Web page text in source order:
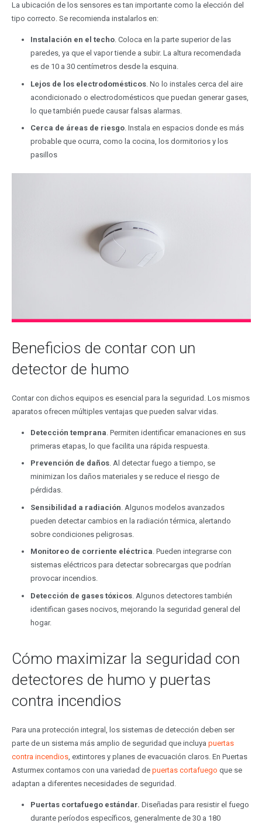
La ubicación de los sensores es tan importante como la elección del
tipo correcto. Se recomienda instalarlos en:
Instalación en el techo. Coloca en la parte superior de las
paredes, ya que el vapor tiende a subir. La altura recomendada
es de 10 a 30 centímetros desde la esquina.
Lejos de los electrodomésticos . No lo instales cerca del aire
acondicionado o electrodomésticos que puedan generar gases,
lo que también puede causar falsas alarmas.
Cerca de áreas de riesgo. Instala en espacios donde es más
probable que ocurra, como la cocina, los dormitorios y los
pasillos
Beneficios de contar con un
detector de humo
Contar con dichos equipos es esencial para la seguridad. Los mismos
aparatos ofrecen múltiples ventajas que pueden salvar vidas.
Detección temprana . Permiten identificar emanaciones en sus
primeras etapas, lo que facilita una rápida respuesta.
Prevención de daños. Al detectar fuego a tiempo, se
minimizan los daños materiales y se reduce el riesgo de
pérdidas.
Sensibilidad a radiación . Algunos modelos avanzados
pueden detectar cambios en la radiación térmica, alertando
sobre condiciones peligrosas.
Monitoreo de corriente eléctrica. Pueden integrarse con
sistemas eléctricos para detectar sobrecargas que podrían
provocar incendios.
Detección de gases tóxicos . Algunos detectores también
identifican gases nocivos, mejorando la seguridad general del
hogar.
Cómo maximizar la seguridad con
detectores de humo y puertas
contra incendios
Para una protección integral, los sistemas de detección deben ser
parte de un sistema más amplio de seguridad que incluya puertas
contra incendios, extintores y planes de evacuación claros. En Puertas
Asturmex contamos con una variedad de puertas cortafuego que se
adaptan a diferentes necesidades de seguridad.
Puertas cortafuego estándar. Diseñadas para resistir el fuego
durante períodos específicos, generalmente de 30 a 180